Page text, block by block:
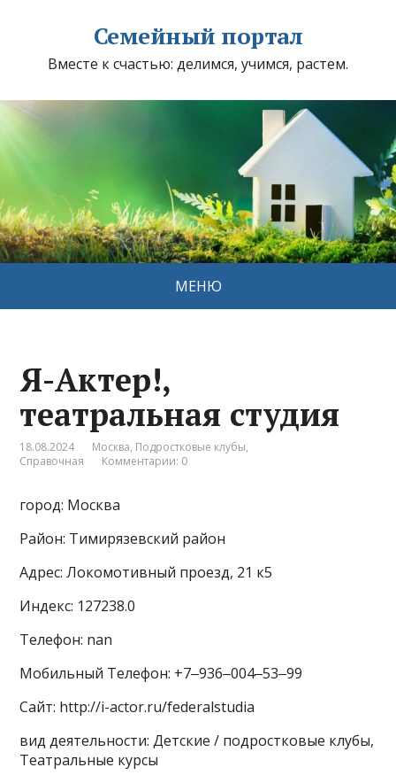
Семейный портал
Вместе к счастью: делимся, учимся, растем.
МЕНЮ
Я-Актер!,
театральная студия
18.08.2024 Москва, Подростковые клубы,
Справочная
Комментарии: 0
город: Москва
Район: Тимирязевский район
Адрес: Локомотивный проезд, 21 к5
Индекс: 127238.0
Телефон: nan
Мобильный Телефон: +7‒936‒004‒53‒99
Сайт: http://i-actor.ru/federalstudia
вид деятельности: Детские / подростковые клубы,
Театральные курсы